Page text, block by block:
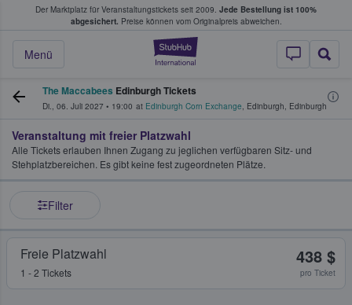
Der Marktplatz für Veranstaltungstickets seit 2009. Jede Bestellung ist 100%
abgesichert. Preise können vom Originalpreis abweichen.
StubHub - Wo
Menü
Tickets kaufen & verkaufen
The Maccabees Edinburgh Tickets
Di., 06. Juli 2027 • 19:00 at Edinburgh Corn Exchange, Edinburgh, Edinburgh
Veranstaltung mit freier Platzwahl
Alle Tickets erlauben Ihnen Zugang zu jeglichen verfügbaren Sitz- und
Stehplatzbereichen. Es gibt keine fest zugeordneten Plätze.
Filter
Freie Platzwahl
1 - 2 Tickets
438 $
pro Ticket